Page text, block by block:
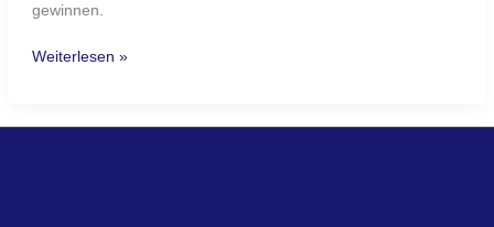
gewinnen.
Weiterlesen »